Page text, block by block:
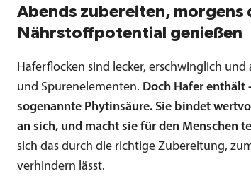
Abends zubereiten, morgens
Nährstoffpotential genießen
Haferflocken sind lecker, erschwinglich
und Spurenelementen. Doch Hafer enthält
sogenannte Phytinsäure. Sie bindet
an sich, und macht sie für den Menschen
sich das durch die richtige Zubereitung,
verhindern lässt.